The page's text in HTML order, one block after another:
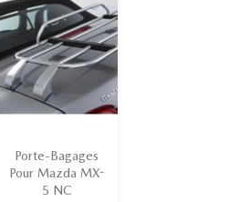
Porte-Bagages
Pour Mazda MX-
5 NC